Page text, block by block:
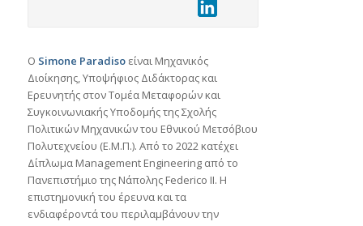
Ο Simone Paradisoείναι Μηχανικός
Διοίκησης, Υποψήφιoς Διδάκτορας και
Ερευνητής στον Τομέα Μεταφορών και
Συγκοινωνιακής Υποδομής της Σχολής
Πολιτικών Μηχανικών του Εθνικού Μετσόβιου
Πολυτεχνείου (Ε.Μ.Π.). Από το 2022 κατέχει
Δίπλωμα Management Engineering από το
Πανεπιστήμιο της Νάπολης Federico II. Η
επιστημονική του έρευνα και τα
ενδιαφέροντά του περιλαμβάνουν την